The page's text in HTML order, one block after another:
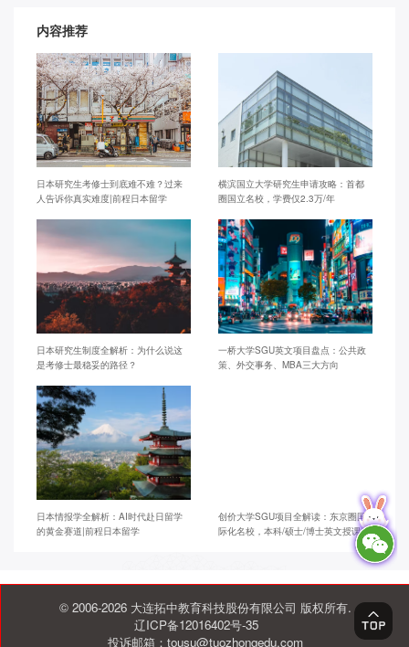
内容推荐
日本研究生考修士到底难不难？过来
人告诉你真实难度|前程日本留学
横滨国立大学研究生申请攻略：首都
圈国立名校，学费仅2.3万/年
日本研究生制度全解析：为什么说这
是考修士最稳妥的路径？
一桥大学SGU英文项目盘点：公共政
策、外交事务、MBA三大方向
日本情报学全解析：AI时代赴日留学
的黄金赛道|前程日本留学
创价大学SGU项目全解读：东京圈国
际化名校，本科/硕士/博士英文授课
© 2006-2026 大连拓中教育科技股份有限公司 版权所有.
辽ICP备12016402号-35
投诉邮箱：tousu@tuozhongedu.com